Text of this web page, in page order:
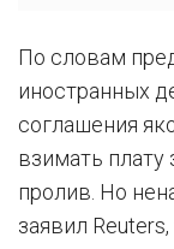
По словам
иностранных
соглашения
взимать плату
пролив. Но
заявил